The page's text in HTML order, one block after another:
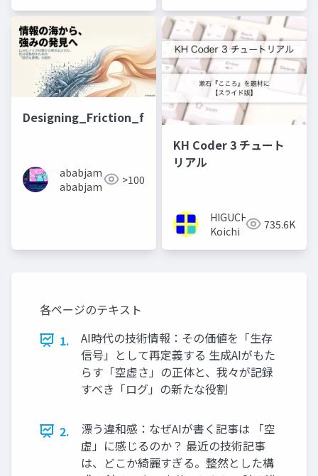
Designing_Friction_for_Strength
ababjam
ababjam
>100
KH Coder 3 チュート
リアル
HIGUCHI
Koichi
735.6K
各ページのテキスト
1.
AI時代の技術情報：その価値を「生存
信号」として再定義する 生成AIがもた
らす「空虚さ」の正体と、我々が記録
すべき「ログ」の新たな役割
2.
漂う違和感：なぜAIが書く記事は 「空
虚」に感じるのか？ 最近の技術記事
は、どこか綺麗すぎる。整然とした構